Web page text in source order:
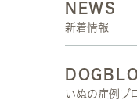
NEWS
新着情報
いぬの症例ブ